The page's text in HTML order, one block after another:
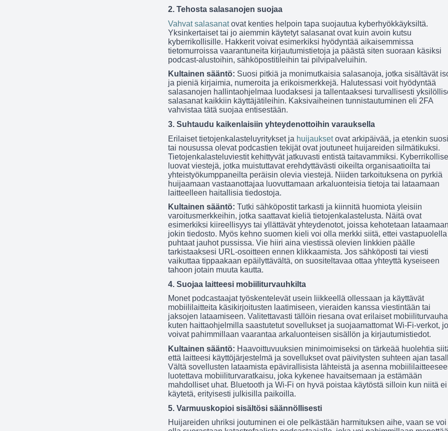
2. Tehosta salasanojen suojaa
Vahvat salasanatovat kenties helpoin tapa suojautua kyberhyökkäyksiltä.
Yksinkertaiset tai jo aiemmin käytetyt salasanat ovat kuin avoin kutsu
kyberrikollisille. Hakkerit voivat esimerkiksi hyödyntää aikaisemmissa
tietomurroissa vaarantuneita kirjautumistietoja ja päästä siten suoraan käsiksi
podcast-alustoihin, sähköpostitileihin tai pilvipalveluihin.
Kultainen sääntö: Suosi pitkiä ja monimutkaisia salasanoja, jotka sisältävät
ja pieniä kirjaimia, numeroita ja erikoismerkkejä. Halutessasi voit hyödyntää
salasanojen hallintaohjelmaa luodaksesi ja tallentaaksesi turvallisesti
salasanat kaikkiin käyttäjätileihin. Kaksivaiheinen tunnistautuminen eli 2FA
vahvistaa tätä suojaa entisestään.
3. Suhtaudu kaikenlaisiin yhteydenottoihin varauksella
Erilaiset tietojenkalasteluyritykset ja huijauksetovat arkipäivää, ja etenkin
tai nousussa olevat podcastien tekijät ovat joutuneet huijareiden silmätikuksi.
Tietojenkalasteluviestit kehittyvät jatkuvasti entistä taitavammiksi.
luovat viestejä, jotka muistuttavat erehdyttävästi oikeilta organisaatioilta tai
yhteistyökumppaneilta peräisin olevia viestejä. Niiden tarkoituksena on pyrkiä
huijaamaan vastaanottajaa luovuttamaan arkaluonteisia tietoja tai lataamaan
laitteelleen haitallisia tiedostoja.
Kultainen sääntö: Tutki sähköpostit tarkasti ja kiinnitä huomiota yleisiin
varoitusmerkkeihin, jotka saattavat kieliä tietojenkalastelusta. Näitä ovat
esimerkiksi kiireellisyys tai yllättävät yhteydenotot, joissa kehotetaan lataamaan
jokin tiedosto. Myös kehno suomen kieli voi olla merkki siitä, ettei
puhtaat jauhot pussissa. Vie hiiri aina viestissä olevien linkkien päälle
tarkistaaksesi URL-osoitteen ennen klikkaamista. Jos sähköposti tai viesti
vaikuttaa tippaakaan epäilyttävältä, on suositeltavaa ottaa yhteyttä kyseiseen
tahoon jotain muuta kautta.
4. Suojaa laitteesi mobiiliturvauhkilta
Monet podcastaajat työskentelevät usein liikkeellä ollessaan ja käyttävät
mobiililaitteita käsikirjoitusten laatimiseen, vieraiden kanssa viestintään tai
jaksojen lataamiseen. Valitettavasti tällöin riesana ovat erilaiset
kuten haittaohjelmilla saastutetut sovellukset ja suojaamattomat Wi-Fi-verkot,
voivat pahimmillaan vaarantaa arkaluonteisen sisällön ja kirjautumistiedot.
Kultainen sääntö: Haavoittuvuuksien minimoimiseksi on tärkeää huolehtia
että laitteesi käyttöjärjestelmä ja sovellukset ovat päivitysten suhteen ajan
Vältä sovellusten lataamista epävirallisista lähteistä ja asenna
luotettava mobiiliturvaratkaisu, joka kykenee havaitsemaan ja estämään
mahdolliset uhat. Bluetooth ja Wi-Fi on hyvä poistaa käytöstä silloin kun niitä ei
käytetä, erityisesti julkisilla paikoilla.
5. Varmuuskopioi sisältösi säännöllisesti
Huijareiden uhriksi joutuminen ei ole pelkästään harmituksen aihe, vaan se voi